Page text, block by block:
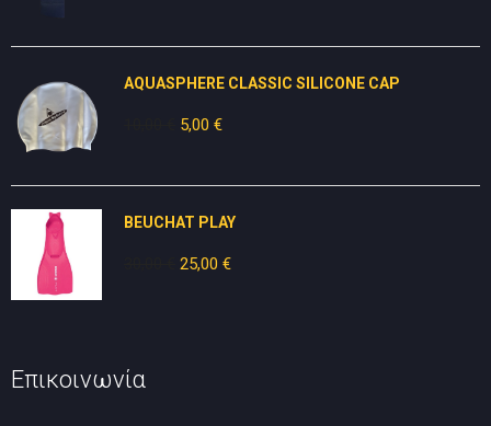
15,00 €.
AQUASPHERE CLASSIC SILICONE CAP
Original
5,00 €Η
5,00 €.
BEUCHAT PLAY
Original
25,00 €Η
Επικοινωνία